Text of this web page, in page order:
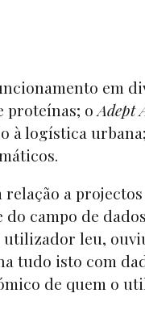
em
proteínas; oAdept
à logística
relação a
campo de
leu,
tudo isto com
de quem o